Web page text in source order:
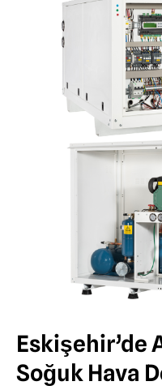
Eskişehir’de
Soğuk Hava